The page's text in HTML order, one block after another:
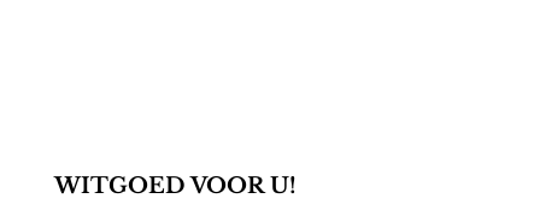
WITGOED VOOR U!